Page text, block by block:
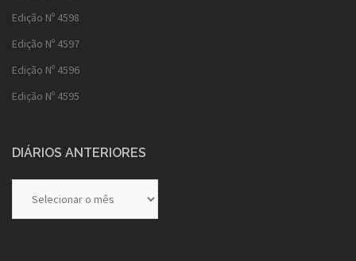
Edição Nº 4598
Edição Nº 4597
Edição Nº 4596
Edição Nº 4595
DIÁRIOS ANTERIORES
Anteriores